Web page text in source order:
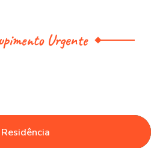
Urgente
Residência